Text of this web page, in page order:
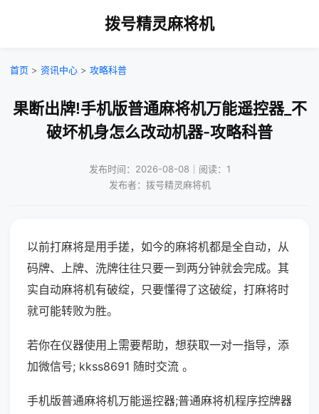
拨号精灵麻将机
首页 > 资讯中心 > 攻略科普
果断出牌!手机版普通麻将机万能遥控器_不
破坏机身怎么改动机器-攻略科普
发布时间：2026-08-08｜阅读：1
发布者：拨号精灵麻将机
以前打麻将是用手搓，如今的麻将机都是全自动，从
码牌、上牌、洗牌往往只要一到两分钟就会完成。其
实自动麻将机有破绽，只要懂得了这破绽，打麻将时
就可能转败为胜。
若你在仪器使用上需要帮助，想获取一对一指导，添
加微信号; kkss8691 随时交流 。
手机版普通麻将机万能遥控器;普通麻将机程序控牌器